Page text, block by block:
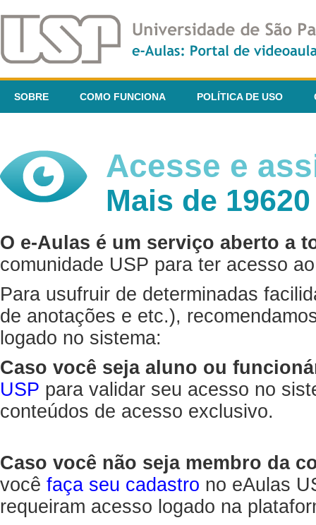
SOBRE COMO FUNCIONA POLÍTICA DE USO
Acesse e
Mais de
O e-Aulas é um serviço aberto a
comunidade USP para ter acesso
Para usufruir de determinadas
de anotações e etc.),
logado no sistema:
Caso você seja aluno ou
USP para validar seu acesso no
conteúdos de acesso exclusivo.
Caso você não seja membro da
você faça seu cadastro no eAulas
requeiram acesso logado na